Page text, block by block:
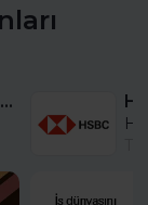
START Internship Program (Sales) - Istanbul